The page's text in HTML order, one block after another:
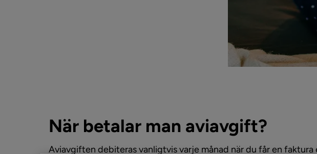
När betalar man aviavgift?
Aviavgiften debiteras vanligtvis varje månad när du får en faktura